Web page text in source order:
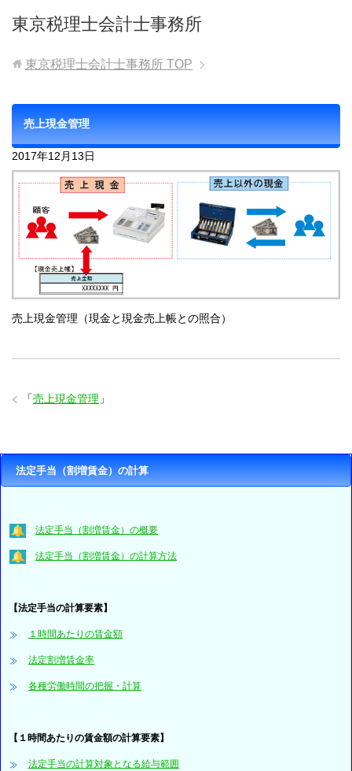
東京税理士会計士事務所
東京税理士会計士事務所 TOP
売上現金管理
2017年12月13日
売上現金管理（現金と現金売上帳との照合）
「売上現金管理 」
法定手当（割増賃金）の計算
法定手当（割増賃金）の概要
法定手当（割増賃金）の計算方法
【法定手当の計算要素】
１時間あたりの賃金額
法定割増賃金率
各種労働時間の把握・計算
【１時間あたりの賃金額の計算要素】
法定手当の計算対象となる給与範囲